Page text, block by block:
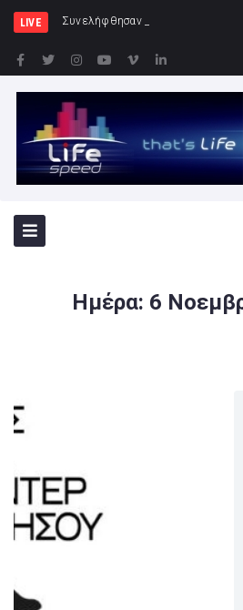
LIVE Συνελήφθησαν -3- άτομα για
Ημέρα: 6